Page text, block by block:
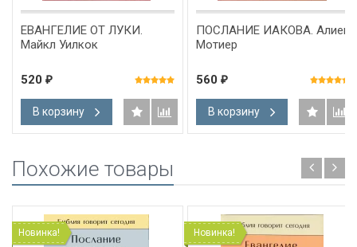
ЕВАНГЕЛИЕ ОТ ЛУКИ.
Майкл Уилкок
520 ₽
В корзину
ПОСЛАНИЕ ИАКОВА. Алиек
Мотиер
560 ₽
В корзину
Похожие товары
Новинка! Новинка!